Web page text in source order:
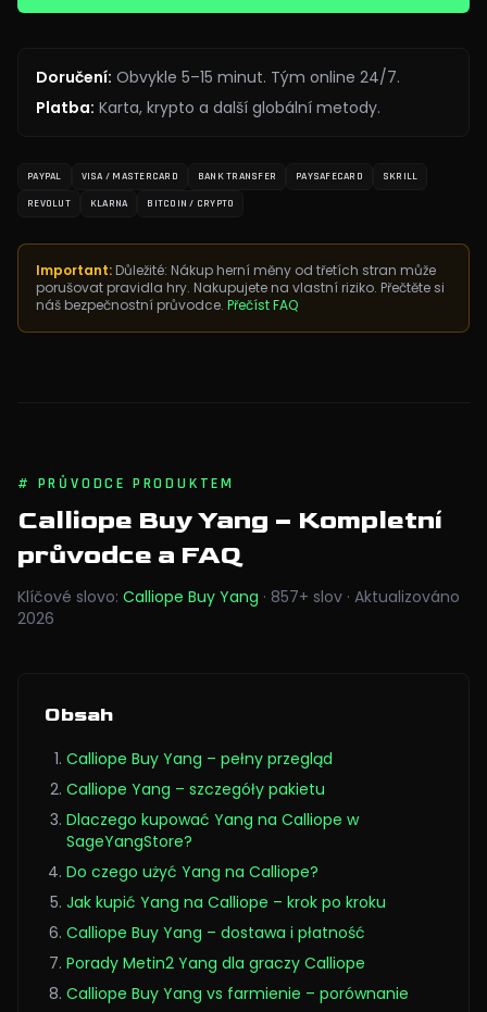
Doručení: Obvykle 5–15 minut. Tým online 24/7.
Platba: Karta, krypto a další globální metody.
PAYPAL VISA / MASTERCARD BANK TRANSFER PAYSAFECARD SKRILL
REVOLUT KLARNA BITCOIN / CRYPTO
Important: Důležité: Nákup herní měny od třetích stran může
porušovat pravidla hry. Nakupujete na vlastní riziko. Přečtěte si
náš bezpečnostní průvodce. Přečíst FAQ
# PRŮVODCE PRODUKTEM
Calliope Buy Yang – Kompletní
průvodce a FAQ
Klíčové slovo: Calliope Buy Yang · 857+ slov · Aktualizováno
2026
Obsah
Calliope Buy Yang – pełny przegląd
Calliope Yang – szczegóły pakietu
Dlaczego kupować Yang na Calliope w
SageYangStore?
Do czego użyć Yang na Calliope?
Jak kupić Yang na Calliope – krok po kroku
Calliope Buy Yang – dostawa i płatność
Porady Metin2 Yang dla graczy Calliope
Calliope Buy Yang vs farmienie – porównanie